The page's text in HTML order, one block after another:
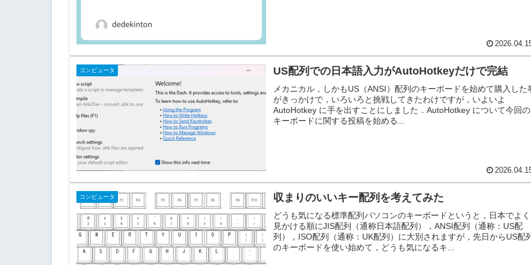
コンピュータ US配列での日本語入力がAutoHotkeyだけで完結
メカニカル，しかもUS（ANSI）配列のキーボードを始めて購入した
がきっかけで，いろいろと挑戦してきたわけですが，いよいよ
AutoHotkey に手を出すことにしました．AutoHotkey について今回の
キーボードに関する投稿を始める...
コンピュータ 収まりのいいキー配列を考えてみた
どうも気になる標準配列パソコンのキーボードというと，日本でよく
見かける順にJIS配列（通称日本語配列），ANSI配列（通称：US配
列），ISO配列（通称：UK配列）に大別されますが，先日からUS配
のキーボードを使い始めて，どうも気になるキ...